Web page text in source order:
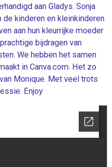
aan Gladys. Sonja
kinderen en kleinkinderen
aan hun kleurrijke moeder
bijdragen van
We hebben het samen
in Canva.com. Het zo
Monique. Met veel trots
Enjoy